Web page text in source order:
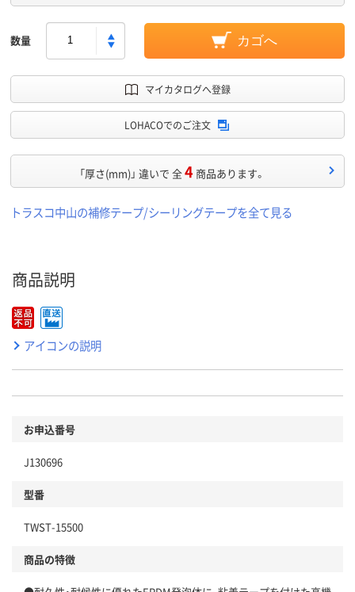
数量 カゴへ
マイカタログへ登録
LOHACOでのご注文
「厚さ(mm)」 違いで 全4 商品あります。
トラスコ中山の補修テープ/シーリングテープを全て見る
商品説明
アイコンの説明
お申込番号
J130696
型番
TWST-15500
商品の特徴